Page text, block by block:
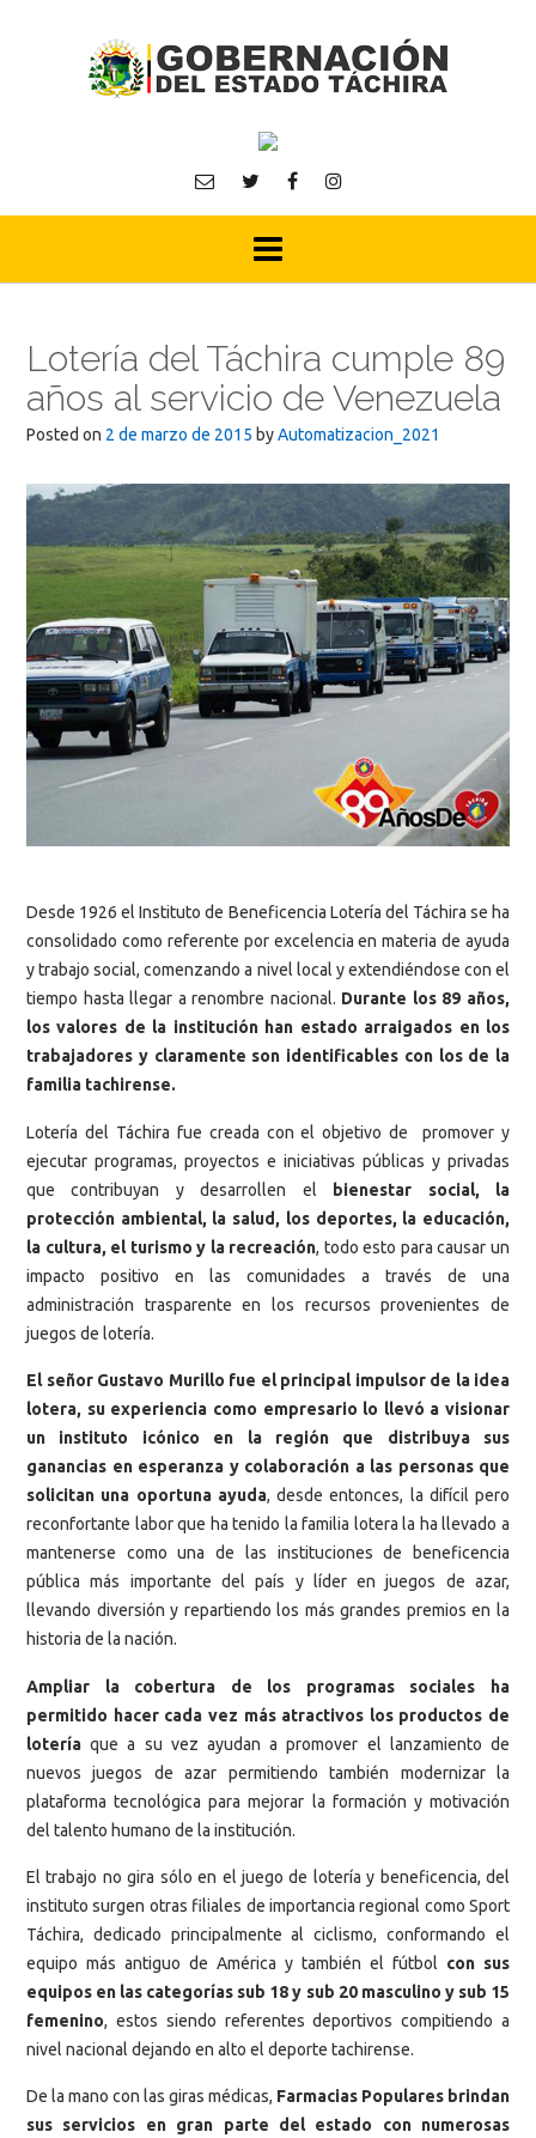
Lotería del Táchira cumple 89
años al servicio de Venezuela
Posted on 2 de marzo de 2015 byAutomatizacion_2021
Desde 1926 el Instituto de Beneficencia Lotería del Táchira se ha
consolidado como referente por excelencia en materia de ayuda
y trabajo social, comenzando a nivel local y extendiéndose con el
tiempo hasta llegar a renombre nacional. Durante los 89 años,
los valores de la institución han estado arraigados en los
trabajadores y claramente son identificables con los de la
familia tachirense.
Lotería del Táchira fue creada con el objetivo de promover y
ejecutar programas, proyectos e iniciativas públicas y privadas
que contribuyan y desarrollen el
bienestar social, la
protección ambiental, la salud, los deportes, la educación,
la cultura, el turismo y la recreación, todo esto para causar un
impacto positivo en las comunidades a través de una
administración trasparente en los recursos provenientes de
juegos de lotería.
El señor Gustavo Murillo fue el principal impulsor de la idea
lotera, su experiencia como empresario lo llevó a visionar
un instituto icónico en la región que distribuya sus
ganancias en esperanza y colaboración a las personas que
solicitan una oportuna ayuda, desde entonces, la difícil pero
reconfortante labor que ha tenido la familia lotera la ha llevado a
mantenerse como una de las instituciones de beneficencia
pública más importante del país y líder en juegos de azar,
llevando diversión y repartiendo los más grandes premios en la
historia de la nación.
Ampliar la cobertura de los programas sociales ha
permitido hacer cada vez más atractivos los productos de
lotería que a su vez ayudan a promover el lanzamiento de
nuevos juegos de azar permitiendo también modernizar la
plataforma tecnológica para mejorar la formación y motivación
del talento humano de la institución.
El trabajo no gira sólo en el juego de lotería y beneficencia, del
instituto surgen otras filiales de importancia regional como Sport
Táchira, dedicado principalmente al ciclismo, conformando el
equipo más antiguo de América y también el fútbol con sus
equipos en las categorías sub 18 y sub 20 masculino y sub 15
femenino, estos siendo referentes deportivos compitiendo a
nivel nacional dejando en alto el deporte tachirense.
De la mano con las giras médicas, Farmacias Populares brindan
sus servicios en gran parte del estado con numerosas